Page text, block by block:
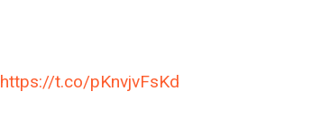
https://t.co/pKnvjvFsKd